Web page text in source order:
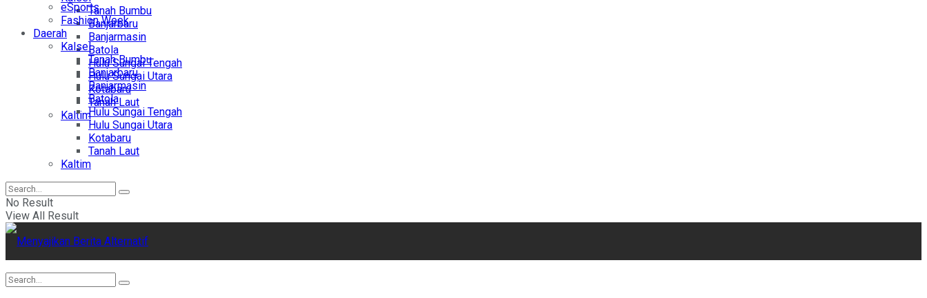
Tanah Bumbu
Banjarbaru
Banjarmasin
Batola
Hulu Sungai Tengah
Hulu Sungai Utara
Kotabaru
Tanah Laut
Kaltim
eSports
Fashion Week
Daerah
Kalsel
Tanah Bumbu
Banjarbaru
Banjarmasin
Batola
Hulu Sungai Tengah
Hulu Sungai Utara
Kotabaru
Tanah Laut
Kaltim
No Result
View All Result